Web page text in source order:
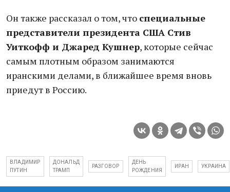
Он также рассказал о том, что специальные
представители президента США Стив
Уиткофф и Джаред Кушнер, которые сейчас
самым плотным образом занимаются
иранскими делами, в ближайшее время вновь
приедут в Россию.
ВЛАДИМИР
ПУТИН
ДОНАЛЬД
ТРАМП
РАЗГОВОР
ДЕНЬ
РОЖДЕНИЯ
ИРАН УКРАИНА